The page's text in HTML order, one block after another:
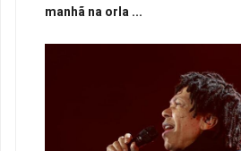
manhã na orla ...